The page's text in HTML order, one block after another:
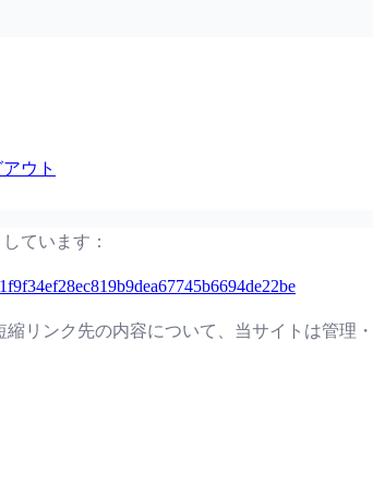
アウト
ています：
リンク先の内容について、当サイトは管理